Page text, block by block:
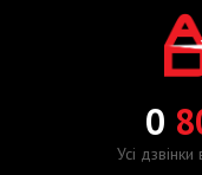
0
Усі